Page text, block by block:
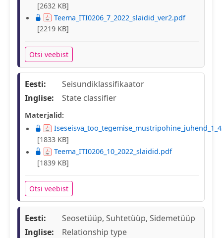
[2632 KB]
Teema_ITI0206_7_2022_slaidid_ver2.pdf
[2219 KB]
Otsi veebist
Eesti:
Seisundiklassifikaator
Inglise:
State classifier
Materjalid:
[1833 KB]
Teema_ITI0206_10_2022_slaidid.pdf
[1839 KB]
Otsi veebist
Eesti:
Seosetüüp, Suhtetüüp, Sidemetüüp
Inglise:
Relationship type